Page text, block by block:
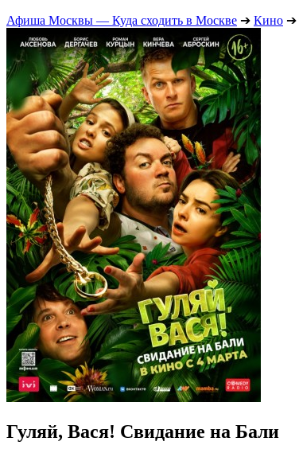
Афиша Москвы — Куда сходить в Москве ➔ Кино ➔
Гуляй, Вася! Свидание на Бали